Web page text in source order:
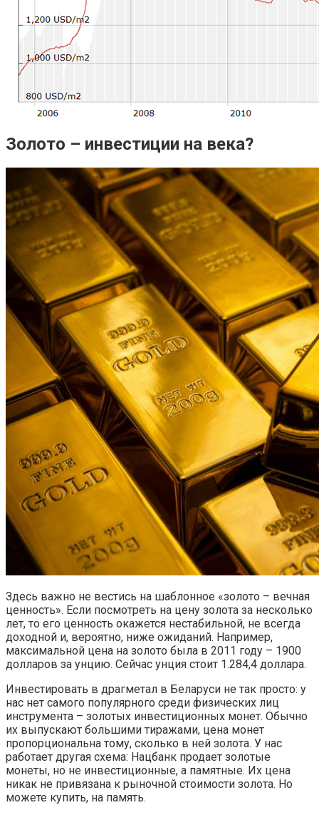
Золото – инвестиции на века?
Здесь важно не вестись на шаблонное «золото – вечная
ценность». Если посмотреть на цену золота за несколько
лет, то его ценность окажется нестабильной, не всегда
доходной и, вероятно, ниже ожиданий. Например,
максимальной цена на золото была в 2011 году – 1900
долларов за унцию. Сейчас унция стоит 1.284,4 доллара.
Инвестировать в драгметал в Беларуси не так просто: у
нас нет самого популярного среди физических лиц
инструмента – золотых инвестиционных монет. Обычно
их выпускают большими тиражами, цена монет
пропорциональна тому, сколько в ней золота. У нас
работает другая схема: Нацбанк продает золотые
монеты, но не инвестиционные, а памятные. Их цена
никак не привязана к рыночной стоимости золота. Но
можете купить, на память.